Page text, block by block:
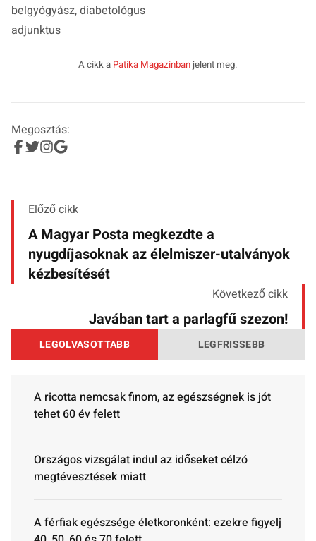
belgyógyász, diabetológus
adjunktus
A cikk a Patika Magazinbanjelent meg.
Megosztás:
Előző cikk
A Magyar Posta megkezdte a
nyugdíjasoknak az élelmiszer-utalványok
kézbesítését
Következő cikk
Javában tart a parlagfű szezon!
LEGOLVASOTTABB LEGFRISSEBB
A ricotta nemcsak finom, az egészségnek is jót
tehet 60 év felett
Országos vizsgálat indul az időseket célzó
megtévesztések miatt
A férfiak egészsége életkoronként: ezekre figyelj